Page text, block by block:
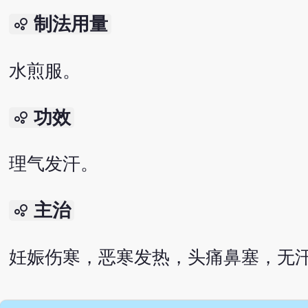
bubble_chart 制法用量
水煎服。
bubble_chart 功效
理气发汗。
bubble_chart 主治
妊娠伤寒，恶寒发热，头痛鼻塞，无